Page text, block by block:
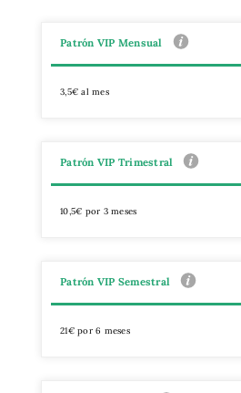
Patrón VIP Mensual
3,5€ al mes
Patrón VIP Trimestral
10,5€ por 3 meses
Patrón VIP Semestral
21€ por 6 meses